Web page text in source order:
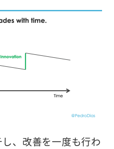
、改善を一度も行わ